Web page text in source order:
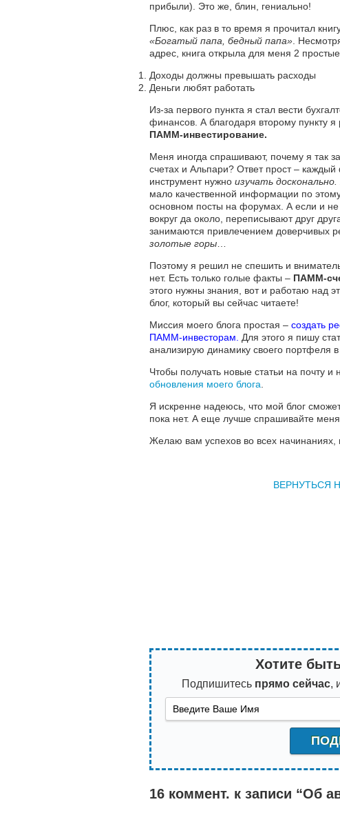
прибыли). Это же, блин, гениально!
Плюс, как раз в то время я прочитал
«Богатый папа, бедный папа» .
адрес, книга открыла для меня 2
Доходы должны превышать расходы
Деньги любят работать
Из-за первого пункта я стал вести
финансов. А благодаря второму пункту я
ПАММ-инвестирование.
Меня иногда спрашивают, почему я так
счетах и Альпари? Ответ прост –
инструмент нужно изучать досконально.
мало качественной информации по
основном посты на форумах. А если и не
вокруг да около, переписывают друг
занимаются привлечением доверчивых
золотые горы
Поэтому я решил не спешить и
нет. Есть только голые факты – ПАММ-
этого нужны знания, вот и работаю над
блог, который вы сейчас читаете!
Миссия моего блога простая – создать
ПАММ-инвесторам.
Для этого я пишу
анализирую динамику своего портфеля в
Чтобы получать новые статьи на почту
обновления моего блога
Я искренне надеюсь, что мой блог
пока нет. А еще лучше спрашивайте
Желаю вам успехов во всех начинаниях,
ВЕРНУТЬСЯ
Хотите
Подпишитесь прямо сейчас,
16 коммент. к записи “Об